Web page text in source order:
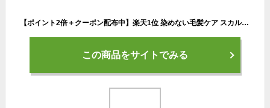
【ポイント2倍＋クーポン配布中】楽天1位 染めない毛髪ケア スカルプエッセンス ダブルブラック スーパー 100ml セットがお得 白髪 白髪対策 ハリコシ ボリューム 頭皮 保湿 美髪 タラタンニン オーガニック 低刺激 頭皮美容液 suna スーナ 男女兼用
この商品をサイトでみる